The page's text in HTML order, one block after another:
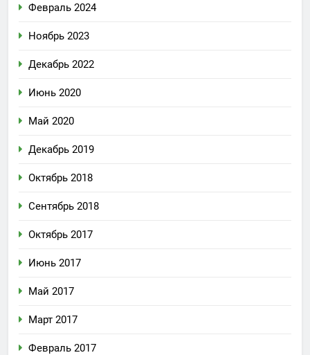
Февраль 2024
Ноябрь 2023
Декабрь 2022
Июнь 2020
Май 2020
Декабрь 2019
Октябрь 2018
Сентябрь 2018
Октябрь 2017
Июнь 2017
Май 2017
Март 2017
Февраль 2017